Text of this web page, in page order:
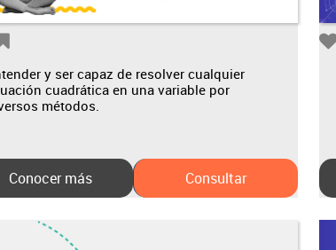
y ser capaz de resolver cualquier
cuadrática en una variable por
métodos.
Conocer más Consultar